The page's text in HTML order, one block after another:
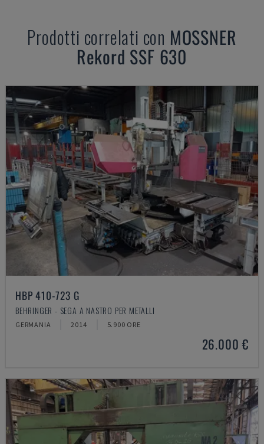
Prodotti correlati con MOSSNER
Rekord SSF 630
HBP 410-723 G
BEHRINGER - SEGA A NASTRO PER METALLI
GERMANIA 2014 5.900 ORE
26.000 €